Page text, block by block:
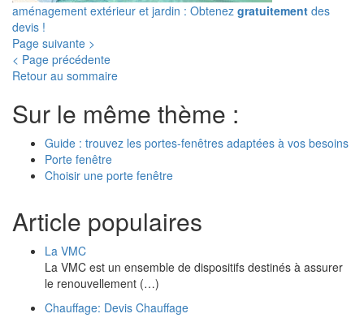
aménagement extérieur et jardin : Obtenez gratuitement des
devis !
Page suivante >
< Page précédente
Retour au sommaire
Sur le même thème :
Guide : trouvez les portes-fenêtres adaptées à vos besoins
Porte fenêtre
Choisir une porte fenêtre
Article populaires
La VMC
La VMC est un ensemble de dispositifs destinés à assurer
le renouvellement (…)
Chauffage: Devis Chauffage